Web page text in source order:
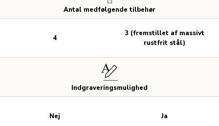
Antal medfølgende tilbehør
Indgraveringsmulighed
4
Nej
3 (fremstillet af massivt
rustfrit stål)
Ja